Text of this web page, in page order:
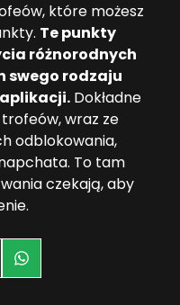
które możesz
Te punkty
różnorodnych
swego rodzaju
Dokładne
wraz ze
odblokowania,
To tam
czekają, aby
Share
on